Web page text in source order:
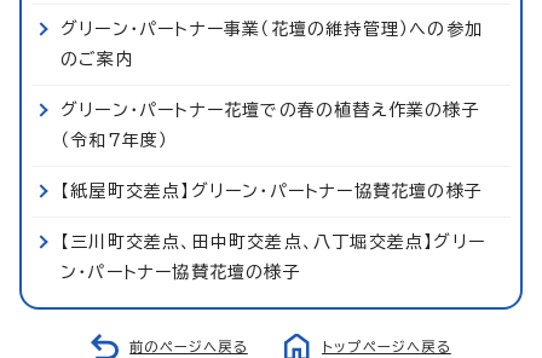
グリーン・パートナー事業（花壇の維持管理）への参加
のご案内
グリーン・パートナー花壇での春の植替え作業の様子
（令和7年度）
【紙屋町交差点】グリーン・パートナー協賛花壇の様子
【三川町交差点、田中町交差点、八丁堀交差点】グリー
ン・パートナー協賛花壇の様子
前のページへ戻る トップページへ戻る